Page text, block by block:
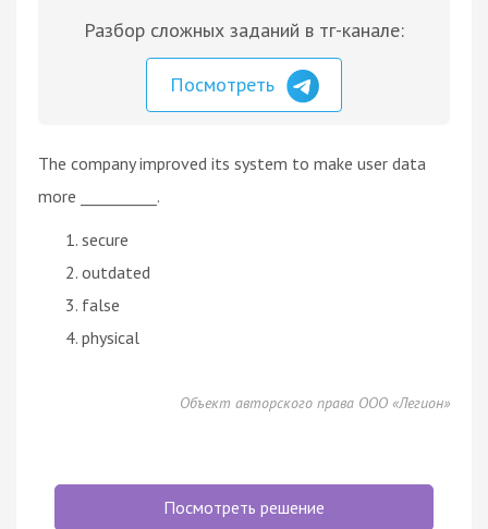
Разбор сложных заданий в тг-канале:
Посмотреть
The company improved its system to make user data
more __________.
secure
outdated
false
physical
Объект авторского права ООО «Легион»
Посмотреть решение